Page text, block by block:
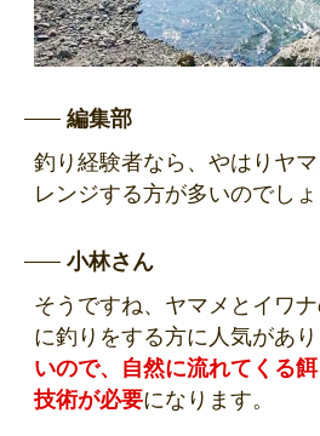
編集部
釣り経験者なら、やはりヤ
レンジする方が多いのでしょ
小林さん
そうですね、ヤマメとイワ
に釣りをする方に人気があり
いので、自然に流れてくる
技術が必要になります。